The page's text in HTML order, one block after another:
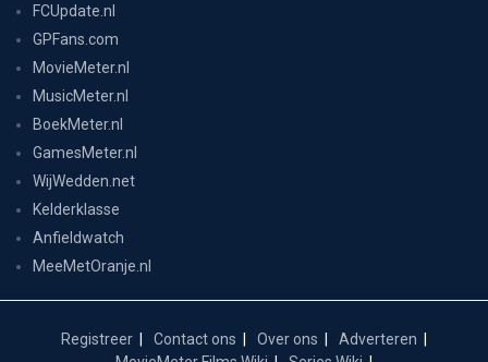
FCUpdate.nl
GPFans.com
MovieMeter.nl
MusicMeter.nl
BoekMeter.nl
GamesMeter.nl
WijWedden.net
Kelderklasse
Anfieldwatch
MeeMetOranje.nl
Registreer Contact ons Over ons
Adverteren